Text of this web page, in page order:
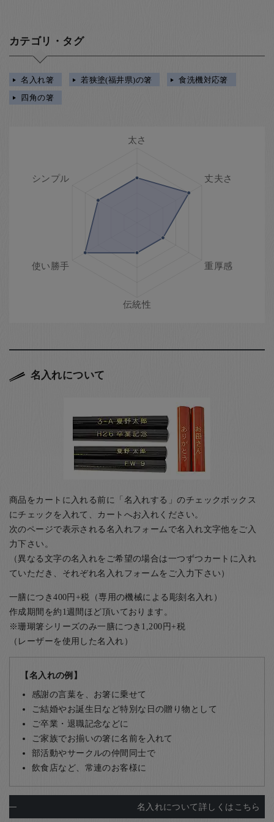
カテゴリ・タグ
名入れ箸 若狭塗(福井県)の箸
食洗機対応箸
四角の箸
名入れについて
商品をカートに入れる前に「名入れする」のチェックボックス
にチェックを入れて、カートへお入れください。
次のページで表示される名入れフォームで名入れ文字他をご入
力下さい。
（異なる文字の名入れをご希望の場合は一つずつカートに入れ
ていただき、それぞれ名入れフォームをご入力下さい）
一膳につき400円+税（専用の機械による彫刻名入れ）
作成期間を約1週間ほど頂いております。
※珊瑚箸シリーズのみ一膳につき1,200円+税
（レーザーを使用した名入れ）
【名入れの例】
感謝の言葉を、お箸に乗せて
ご結婚やお誕生日など特別な日の贈り物として
ご卒業・退職記念などに
ご家族でお揃いの箸に名前を入れて
部活動やサークルの仲間同士で
飲食店など、常連のお客様に
名入れについて詳しくはこちら